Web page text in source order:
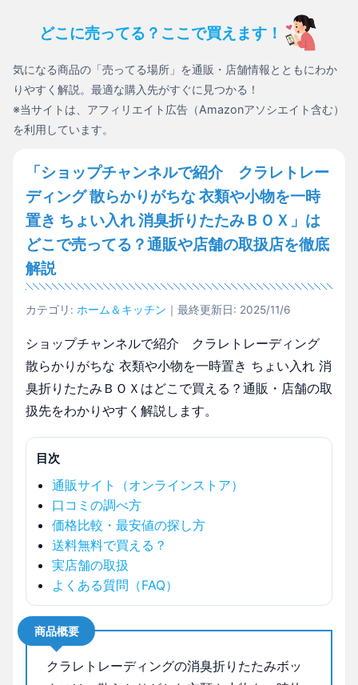
どこに売ってる？ここで買えます！
気になる商品の「売ってる場所」を通販・店舗情報とともにわか
りやすく解説。最適な購入先がすぐに見つかる！
※当サイトは、アフィリエイト広告（Amazonアソシエイト含む）
を利用しています。
「ショップチャンネルで紹介 クラレトレー
ディング 散らかりがちな 衣類や小物を一時
置き ちょい入れ 消臭折りたたみＢＯＸ」は
どこで売ってる？通販や店舗の取扱店を徹底
解説
カテゴリ: ホーム＆キッチン ｜最終更新日: 2025/11/6
ショップチャンネルで紹介 クラレトレーディング
散らかりがちな 衣類や小物を一時置き ちょい入れ 消
臭折りたたみＢＯＸはどこで買える？通販・店舗の取
扱先をわかりやすく解説します。
目次
通販サイト（オンラインストア）
口コミの調べ方
価格比較・最安値の探し方
送料無料で買える？
実店舗の取扱
よくある質問（FAQ）
商品概要
クラレトレーディングの消臭折りたたみボッ